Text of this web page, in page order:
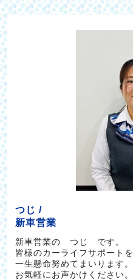
つじ /
新車営業
新車営業の つじ です。
皆様のカーライフサポートを
一生懸命努めてまいります。
お気軽にお声かけください。